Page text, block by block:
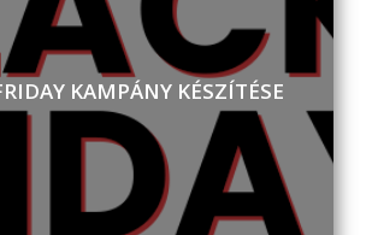
KAMPÁNY KÉSZÍTÉSE